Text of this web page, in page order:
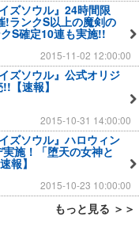
ズソウル』24時間限
!ランクS以上の魔剣の
S確定10連も実施!!
2015-11-02 12:00:00
ズソウル』公式オリジ
!!【速報】
2015-10-31 14:00:00
ズソウル』ハロウィン
施！「堕天の女神と
報】
2015-10-23 10:00:00
もっと見る ＞＞